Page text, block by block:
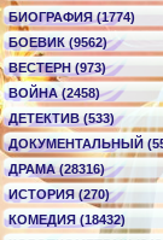
БИОГРАФИЯ (1774)
БОЕВИК (9562)
ВЕСТЕРН (973)
ВОЙНА (2458)
ДЕТЕКТИВ (533)
ДОКУМЕНТАЛЬНЫЙ
ДРАМА (28316)
ИСТОРИЯ (270)
КОМЕДИЯ (18432)